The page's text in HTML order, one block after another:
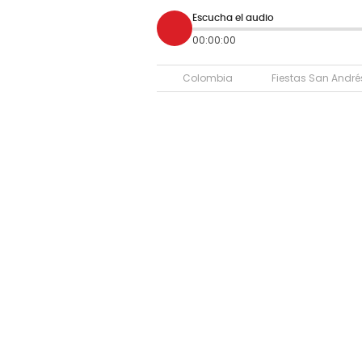
Escucha el audio
00:00:00
Colombia Fiestas San